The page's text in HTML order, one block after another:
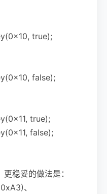
true);
false);
true);
false);
稳妥的做法是：
、